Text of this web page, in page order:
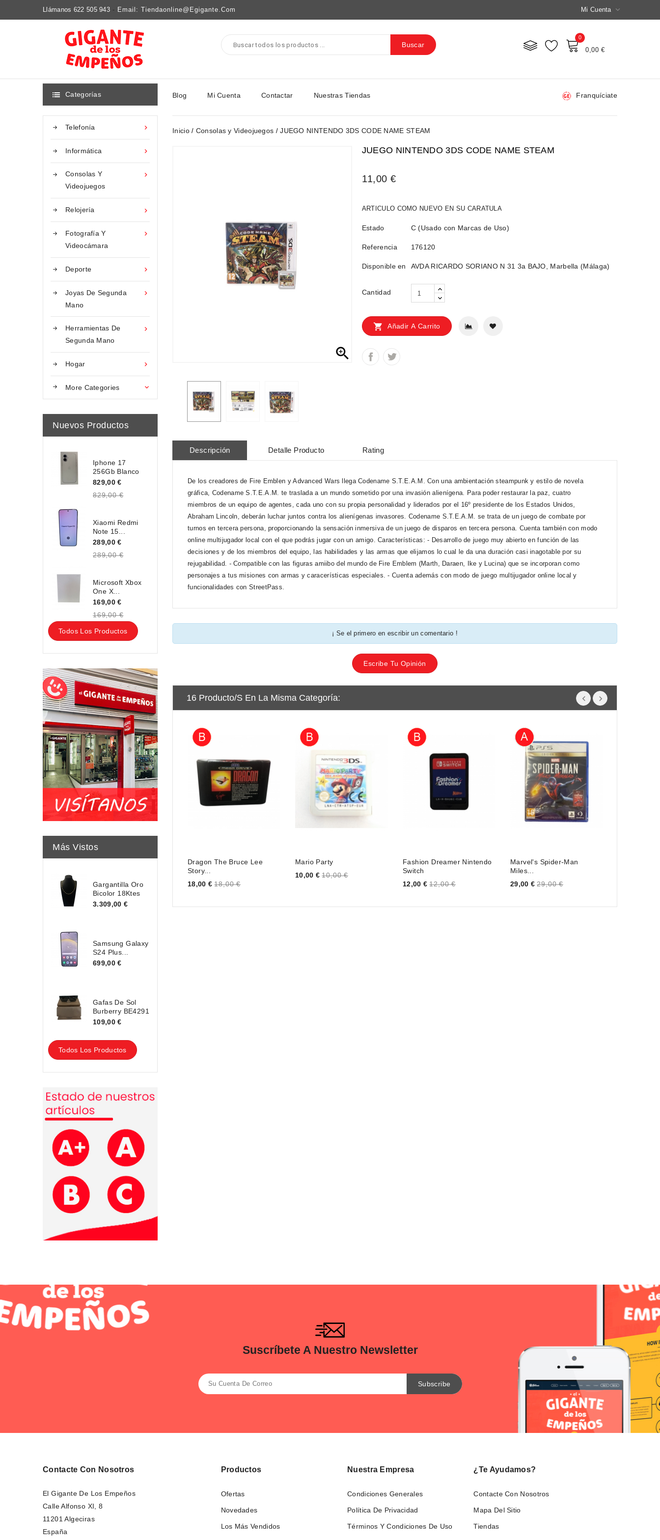
Llámanos 622 505 943 - Email: Tiendaonline@egigante.com Mi Cuenta 
0
0,00 €
Buscar
 Categorías

Telefonía

Informática

Consolas Y
Videojuegos

Relojería

Fotografía Y
Videocámara

Deporte

Joyas De Segunda
Mano

Herramientas De
Segunda Mano

Hogar
More Categories 
Nuevos Productos
Iphone 17
256Gb Blanco
829,00 €
829,00 €
Xiaomi Redmi
Note 15...
289,00 €
289,00 €
Microsoft Xbox
One X...
169,00 €
169,00 €
Todos Los Productos
Más Vistos
Gargantilla Oro
Bicolor 18Ktes
3.309,00 €
Samsung Galaxy
S24 Plus...
699,00 €
Gafas De Sol
Burberry BE4291
109,00 €
Todos Los Productos
Blog Mi Cuenta Contactar Nuestras Tiendas Franquíciate
Inicio Consolas y Videojuegos JUEGO NINTENDO 3DS CODE NAME STEAM

JUEGO NINTENDO 3DS CODE NAME STEAM
11,00 €
ARTICULO COMO NUEVO EN SU CARATULA
Estado C (Usado con Marcas de Uso)
Referencia 176120
Disponible en AVDA RICARDO SORIANO N 31 3a BAJO, Marbella (Málaga)
Cantidad
 Añadir A Carrito
Descripción Detalle Producto Rating
De los creadores de Fire Emblen y Advanced Wars llega Codename S.T.E.A.M. Con una ambientación steampunk y estilo de novela
gráfica, Codename S.T.E.A.M. te traslada a un mundo sometido por una invasión alienígena. Para poder restaurar la paz, cuatro
miembros de un equipo de agentes, cada uno con su propia personalidad y liderados por el 16º presidente de los Estados Unidos,
Abraham Lincoln, deberán luchar juntos contra los alienígenas invasores. Codename S.T.E.A.M. se trata de un juego de combate por
turnos en tercera persona, proporcionando la sensación inmersiva de un juego de disparos en tercera persona. Cuenta también con modo
online multijugador local con el que podrás jugar con un amigo. Características: - Desarrollo de juego muy abierto en función de las
decisiones y de los miembros del equipo, las habilidades y las armas que elijamos lo cual le da una duración casi inagotable por su
rejugabilidad. - Compatible con las figuras amiibo del mundo de Fire Emblem (Marth, Daraen, Ike y Lucina) que se incorporan como
personajes a tus misiones con armas y caracerísticas especiales. - Cuenta además con modo de juego multijugador online local y
funcionalidades con StreetPass.
¡ Se el primero en escribir un comentario !
Escribe Tu Opinión
16 Producto/s En La Misma Categoría:
Dragon The Bruce Lee
Story...
Price
18,00 € 18,00 €
Mario Party
Price
10,00 € 10,00 €
Fashion Dreamer Nintendo
Switch
Price
12,00 € 12,00 €
Marvel's Spider-Man
Miles...
Price
29,00 € 29,00 €
Suscríbete A Nuestro Newsletter
Contacte Con Nosotros
El Gigante De Los Empeños
Calle Alfonso XI, 8
11201 Algeciras
España
Productos
Ofertas
Novedades
Los Más Vendidos
Nuestra Empresa
Condiciones Generales
Política De Privacidad
Términos Y Condiciones De Uso
¿Te Ayudamos?
Contacte Con Nosotros
Mapa Del Sitio
Tiendas